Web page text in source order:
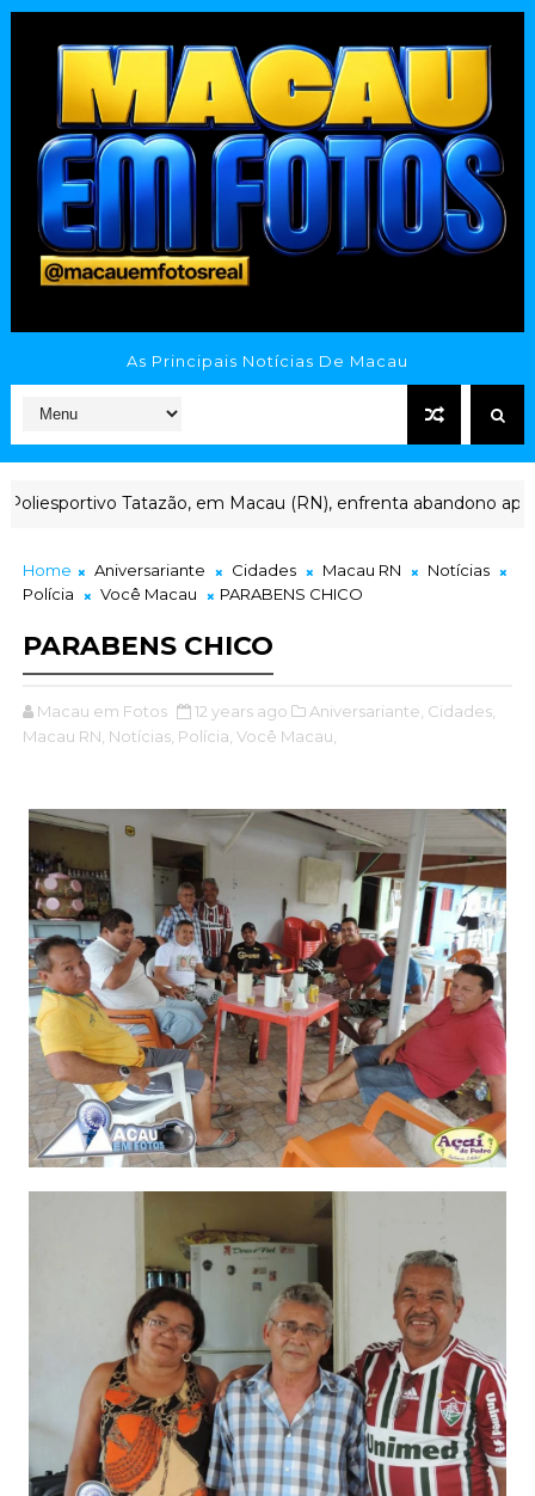
As Principais Notícias De Macau
Tatazão, em Macau (RN), enfrenta abandono após
Home Aniversariante Cidades Macau RN
Notícias
Polícia
Você Macau PARABENS CHICO
PARABENS CHICO
Macau em Fotos 12 years ago Aniversariante, Cidades,
Macau RN, Notícias, Polícia, Você Macau,